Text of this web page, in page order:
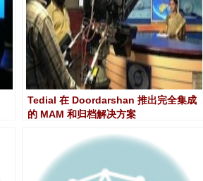
Tedial 在 Doordarshan 推出完全集成
的 MAM 和归档解决方案